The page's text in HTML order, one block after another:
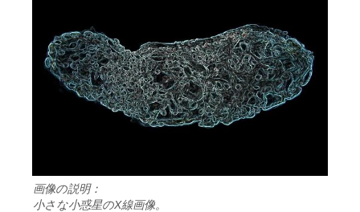
画像の説明：
小さな小惑星のX線画像。